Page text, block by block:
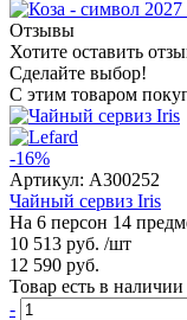
Отзывы
Хотите оставить
Сделайте выбор!
С этим товаром
-16%
Артикул: A300252
Чайный сервиз Iris
На 6 персон 14
10 513 руб. /шт
12 590 руб.
Товар есть в наличии
-